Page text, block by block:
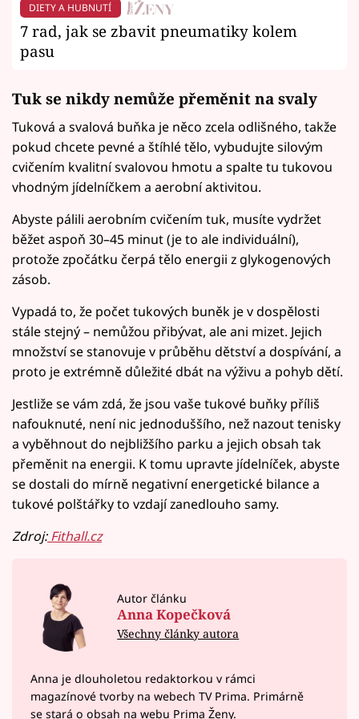
DIETY A HUBNUTÍ
7 rad, jak se zbavit pneumatiky kolem
pasu
Tuk se nikdy nemůže přeměnit na svaly
Tuková a svalová buňka je něco zcela odlišného, takže
pokud chcete pevné a štíhlé tělo, vybudujte silovým
cvičením kvalitní svalovou hmotu a spalte tu tukovou
vhodným jídelníčkem a aerobní aktivitou.
Abyste pálili aerobním cvičením tuk, musíte vydržet
běžet aspoň 30–45 minut (je to ale individuální),
protože zpočátku čerpá tělo energii z glykogenových
zásob.
Vypadá to, že počet tukových buněk je v dospělosti
stále stejný – nemůžou přibývat, ale ani mizet. Jejich
množství se stanovuje v průběhu dětství a dospívání, a
proto je extrémně důležité dbát na výživu a pohyb dětí.
Jestliže se vám zdá, že jsou vaše tukové buňky příliš
nafouknuté, není nic jednoduššího, než nazout tenisky
a vyběhnout do nejbližšího parku a jejich obsah tak
přeměnit na energii. K tomu upravte jídelníček, abyste
se dostali do mírně negativní energetické bilance a
tukové polštářky to vzdají zanedlouho samy.
Zdroj:Fithall.cz
Autor článku
Anna Kopečková
Všechny články autora
Anna je dlouholetou redaktorkou v rámci
magazínové tvorby na webech TV Prima. Primárně
se stará o obsah na webu Prima Ženy.